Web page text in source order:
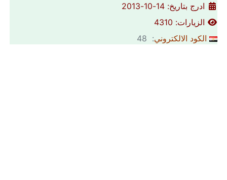
ادرج بتاريخ: 14-10-2013
الزيارات: 4310
الكود الالكتروني: 48